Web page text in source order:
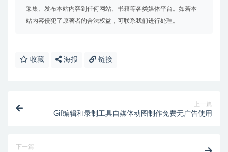
采集、发布本站内容到任何网站、书籍等各类媒体平台。如若本
站内容侵犯了原著者的合法权益，可联系我们进行处理。
收藏 海报 链接
上一篇
Gif编辑和录制工具自媒体动图制作免费无广告使用
下一篇